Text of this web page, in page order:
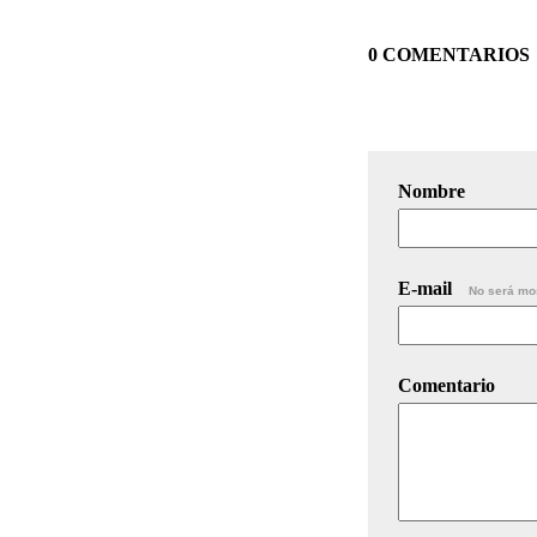
0 COMENTARIOS
Nombre
E-mail No será
Comentario